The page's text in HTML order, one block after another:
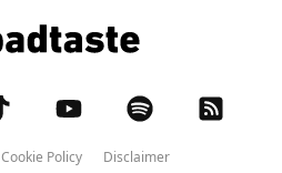
Cookie Policy Disclaimer